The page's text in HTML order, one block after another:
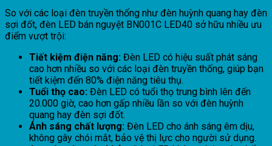
So với các loại đèn truyền thống như đèn huỳnh quang hay đèn
sợi đốt, đèn LED bán nguyệt BN001C LED40 sở hữu nhiều ưu
điểm vượt trội:
Tiết kiệm điện năng: Đèn LED có hiệu suất phát sáng
cao hơn nhiều so với các loại đèn truyền thống, giúp bạn
tiết kiệm đến 80% điện năng tiêu thụ.
Tuổi thọ cao: Đèn LED có tuổi thọ trung bình lên đến
20.000 giờ, cao hơn gấp nhiều lần so với đèn huỳnh
quang hay đèn sợi đốt.
Ánh sáng chất lượng: Đèn LED cho ánh sáng êm dịu,
không gây chói mắt, bảo vệ thị lực cho người sử dụng.